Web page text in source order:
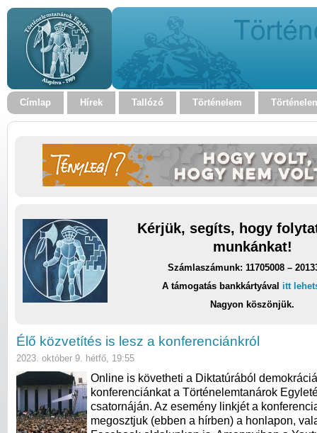
Címlap Hírek Tallózó Történelem
Kérjük, segíts, hogy
munkánkat!
Számlaszámunk: 11705008 –
A támogatás bankkártyával itt
Nagyon köszönjük.
Élő közvetítés is lesz a konferenciánkról
2023. október 9. hétfő, 19:55
Online is követheti a Diktatúrából
konferenciánkat a Történelemtanárok
csatornáján. Az esemény linkjét a
megosztjuk (ebben a hírben) a honlapon,